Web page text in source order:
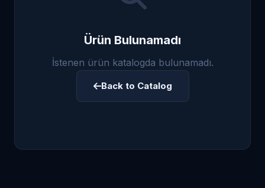
Ürün Bulunamadı
İstenen ürün katalogda bulunamadı.
Back to Catalog